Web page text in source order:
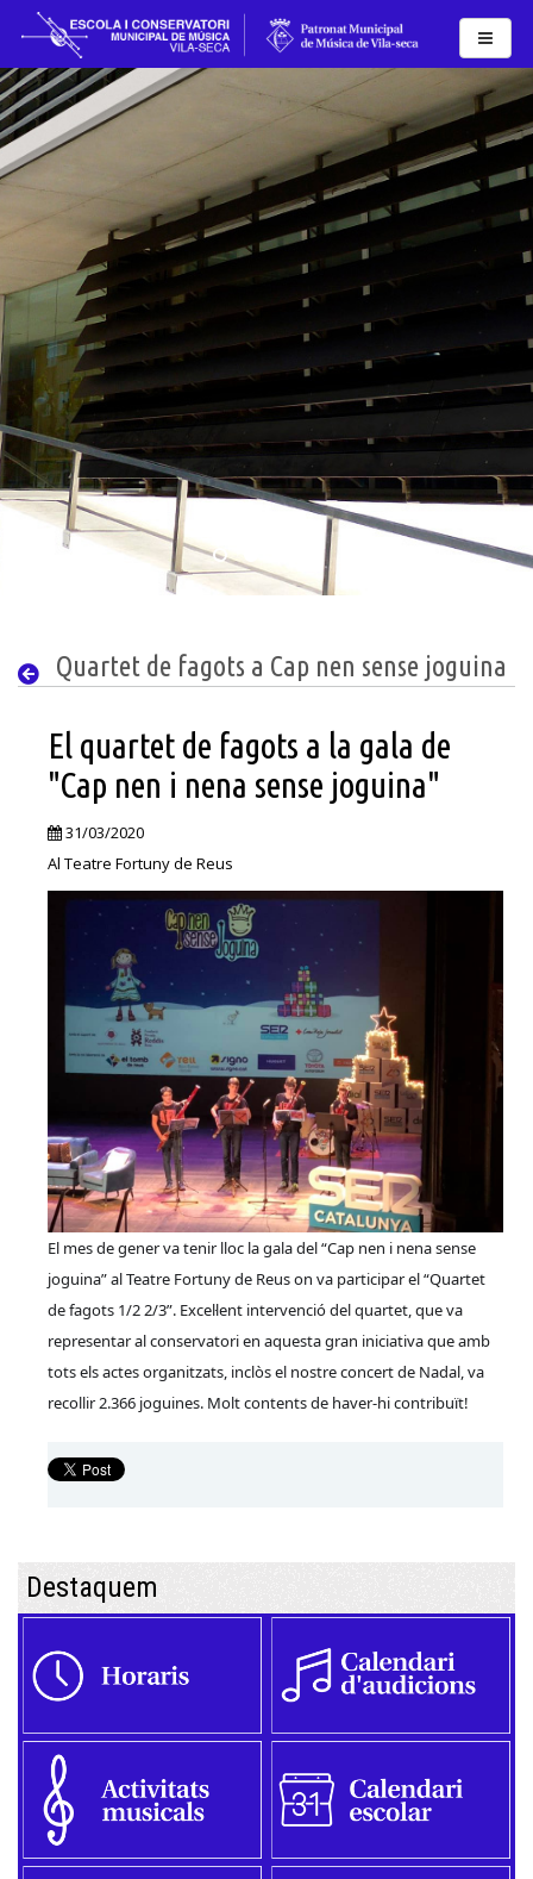
Quartet de fagots a Cap nen sense joguina
El quartet de fagots a la gala de
"Cap nen i nena sense joguina"
31/03/2020
Al Teatre Fortuny de Reus
El mes de gener va tenir lloc la gala del “Cap nen i nena sense
joguina” al Teatre Fortuny de Reus on va participar el “Quartet
de fagots 1/2 2/3”. Excel·lent intervenció del quartet, que va
representar al conservatori en aquesta gran iniciativa que amb
tots els actes organitzats, inclòs el nostre concert de Nadal, va
recollir 2.366 joguines. Molt contents de haver-hi contribuït!
Destaquem